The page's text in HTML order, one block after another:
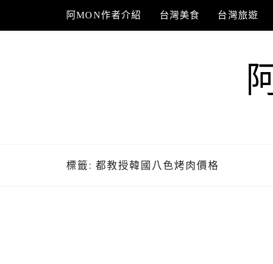
content
阿MON作者介紹 台灣美食 台灣旅遊
標籤: 都教授韓國八色烤肉價格